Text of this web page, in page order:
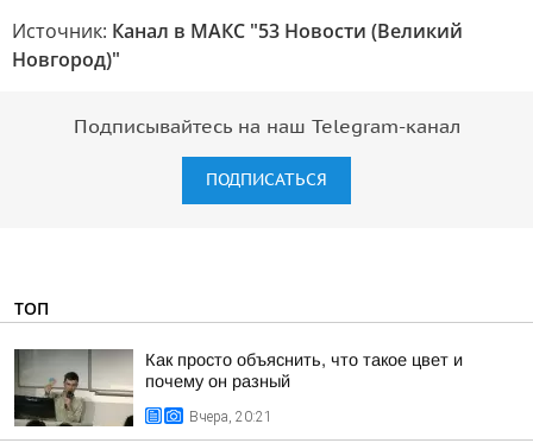
Источник: Канал в МАКС "53 Новости (Великий
Новгород)"
Подписывайтесь на наш Telegram-канал
ПОДПИСАТЬСЯ
ТОП
Как просто объяснить, что такое цвет и
почему он разный
Вчера, 20:21